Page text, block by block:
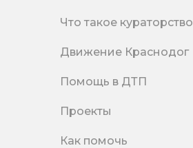
Что такое кураторство
Движение Краснодог
Помощь в ДТП
Проекты
Как помочь